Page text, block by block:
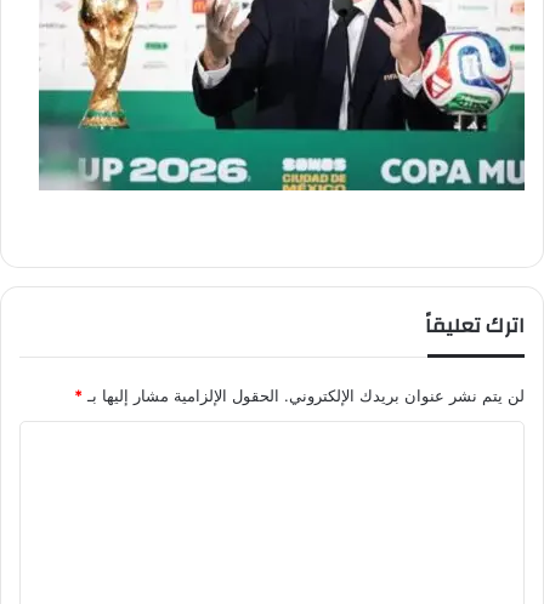
اترك تعليقاً
لن يتم نشر عنوان بريدك الإلكتروني. الحقول الإلزامية مشار إليها بـ *